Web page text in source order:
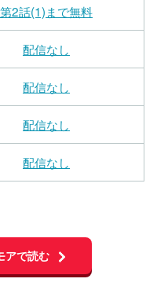
第2話(1)まで無料
配信なし
配信なし
配信なし
配信なし
アで読む